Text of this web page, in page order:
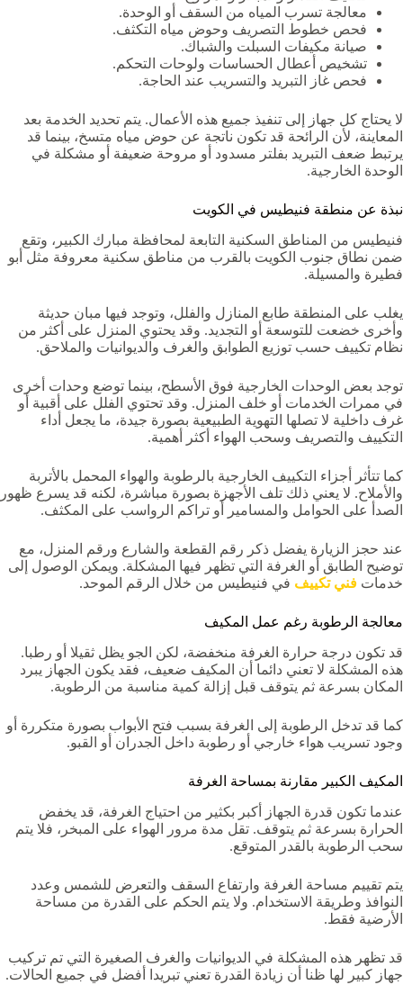
معالجة تسرب المياه من السقف أو الوحدة.
فحص خطوط التصريف وحوض مياه التكثف.
صيانة مكيفات السبلت والشباك.
تشخيص أعطال الحساسات ولوحات التحكم.
فحص غاز التبريد والتسريب عند الحاجة.
لا يحتاج كل جهاز إلى تنفيذ جميع هذه الأعمال. يتم تحديد الخدمة بعد
المعاينة، لأن الرائحة قد تكون ناتجة عن حوض مياه متسخ، بينما قد
يرتبط ضعف التبريد بفلتر مسدود أو مروحة ضعيفة أو مشكلة في
الوحدة الخارجية.
نبذة عن منطقة فنيطيس في الكويت
فنيطيس من المناطق السكنية التابعة لمحافظة مبارك الكبير، وتقع
ضمن نطاق جنوب الكويت بالقرب من مناطق سكنية معروفة مثل أبو
فطيرة والمسيلة.
يغلب على المنطقة طابع المنازل والفلل، وتوجد فيها مبان حديثة
وأخرى خضعت للتوسعة أو التجديد. وقد يحتوي المنزل على أكثر من
نظام تكييف حسب توزيع الطوابق والغرف والديوانيات والملاحق.
توجد بعض الوحدات الخارجية فوق الأسطح، بينما توضع وحدات أخرى
في ممرات الخدمات أو خلف المنزل. وقد تحتوي الفلل على أقبية أو
غرف داخلية لا تصلها التهوية الطبيعية بصورة جيدة، ما يجعل أداء
التكييف والتصريف وسحب الهواء أكثر أهمية.
كما تتأثر أجزاء التكييف الخارجية بالرطوبة والهواء المحمل بالأتربة
والأملاح. لا يعني ذلك تلف الأجهزة بصورة مباشرة، لكنه قد يسرع ظهور
الصدأ على الحوامل والمسامير أو تراكم الرواسب على المكثف.
عند حجز الزيارة يفضل ذكر رقم القطعة والشارع ورقم المنزل، مع
توضيح الطابق أو الغرفة التي تظهر فيها المشكلة. ويمكن الوصول إلى
خدمات فني تكييف في فنيطيس من خلال الرقم الموحد.
معالجة الرطوبة رغم عمل المكيف
قد تكون درجة حرارة الغرفة منخفضة، لكن الجو يظل ثقيلا أو رطبا.
هذه المشكلة لا تعني دائما أن المكيف ضعيف، فقد يكون الجهاز يبرد
المكان بسرعة ثم يتوقف قبل إزالة كمية مناسبة من الرطوبة.
كما قد تدخل الرطوبة إلى الغرفة بسبب فتح الأبواب بصورة متكررة أو
وجود تسريب هواء خارجي أو رطوبة داخل الجدران أو القبو.
المكيف الكبير مقارنة بمساحة الغرفة
عندما تكون قدرة الجهاز أكبر بكثير من احتياج الغرفة، قد يخفض
الحرارة بسرعة ثم يتوقف. تقل مدة مرور الهواء على المبخر، فلا يتم
سحب الرطوبة بالقدر المتوقع.
يتم تقييم مساحة الغرفة وارتفاع السقف والتعرض للشمس وعدد
النوافذ وطريقة الاستخدام. ولا يتم الحكم على القدرة من مساحة
الأرضية فقط.
قد تظهر هذه المشكلة في الديوانيات والغرف الصغيرة التي تم تركيب
جهاز كبير لها ظنا أن زيادة القدرة تعني تبريدا أفضل في جميع الحالات.